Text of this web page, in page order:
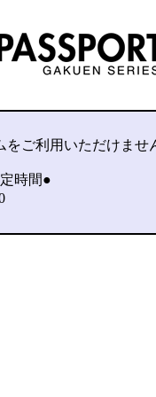
をご利用いただけませ
時間●